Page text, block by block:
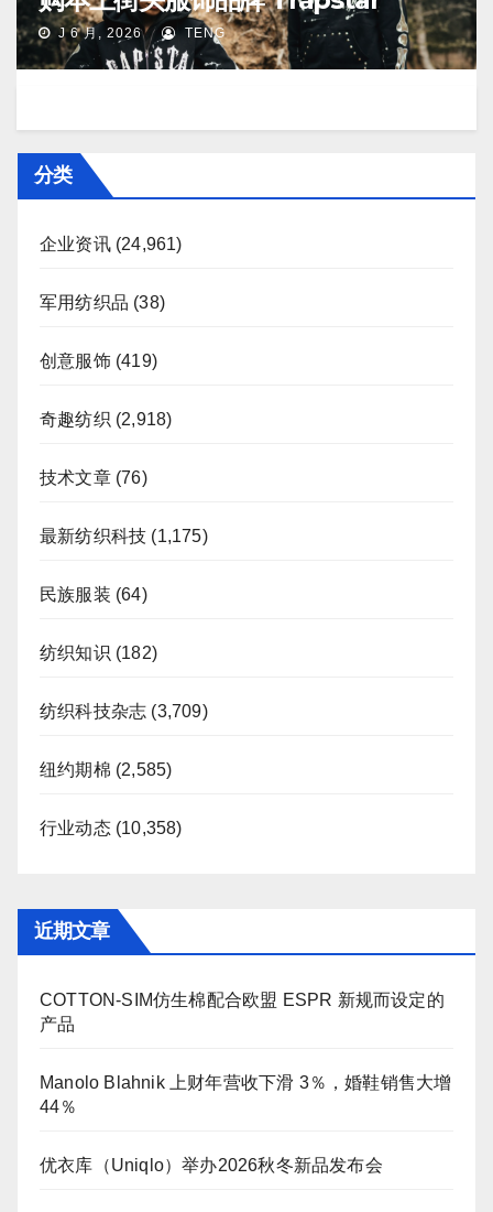
J 6 月, 2026 TENG
分类
企业资讯(24,961)
军用纺织品 (38)
创意服饰(419)
奇趣纺织 (2,918)
技术文章(76)
最新纺织科技 (1,175)
民族服装 (64)
纺织知识 (182)
纺织科技杂志 (3,709)
纽约期棉 (2,585)
行业动态(10,358)
近期文章
COTTON-SIM仿生棉配合欧盟 ESPR 新规而设定的
产品
Manolo Blahnik 上财年营收下滑 3％，婚鞋销售大增
44％
优衣库（Uniqlo）举办2026秋冬新品发布会